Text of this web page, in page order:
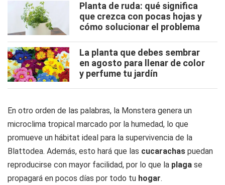
Planta de ruda: qué significa
que crezca con pocas hojas y
cómo solucionar el problema
La planta que debes sembrar
en agosto para llenar de color
y perfume tu jardín
En otro orden de las palabras, la Monstera genera un
microclima tropical marcado por la humedad, lo que
promueve un hábitat ideal para la supervivencia de la
Blattodea. Además, esto hará que las cucarachas puedan
reproducirse con mayor facilidad, por lo que la plaga se
propagará en pocos días por todo tu hogar.